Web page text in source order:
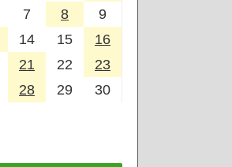
7 8
9
14 15
16
21 22
23
28 29 30